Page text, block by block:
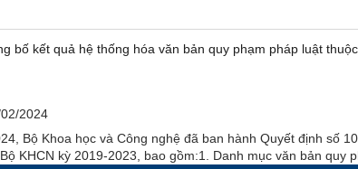
bố kết quả hệ thống hóa văn bản quy phạm pháp luật
2024
Bộ Khoa học và Công nghệ đã ban hành Quyết định số
KHCN kỳ 2019-2023, bao gồm:1. Danh mục văn bản quy